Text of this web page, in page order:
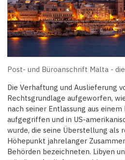
Post- und Büroanschrift Malta -
Die Verhaftung und Auslieferung
Rechtsgrundlage aufgeworfen,
nach seiner Entlassung aus
aufgegriffen und in US-
wurde, die seine Überstellung als
Höhepunkt jahrelanger
Behörden bezeichneten. Libyen